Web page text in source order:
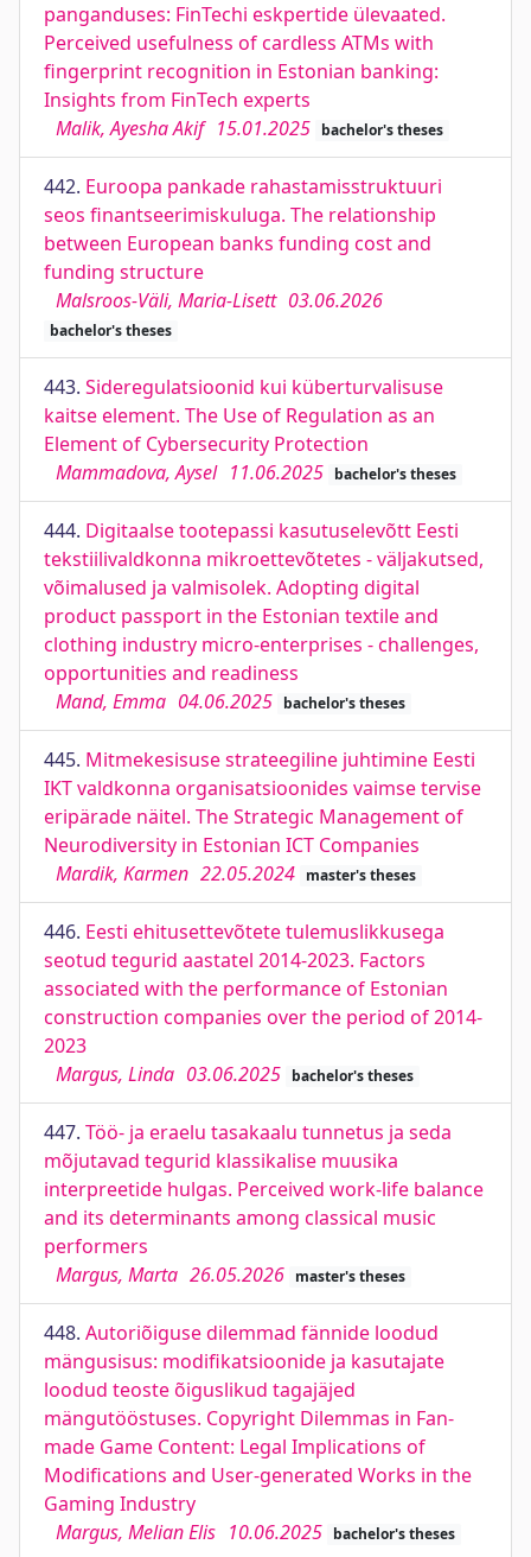
panganduses: FinTechi eskpertide ülevaated.
Perceived usefulness of cardless ATMs with
fingerprint recognition in Estonian banking:
Insights from FinTech experts
Malik, Ayesha Akif 15.01.2025 bachelor's theses
442. Euroopa pankade rahastamisstruktuuri
seos finantseerimiskuluga. The relationship
between European banks funding cost and
funding structure
Malsroos-Väli, Maria-Lisett 03.06.2026
bachelor's theses
443. Sideregulatsioonid kui küberturvalisuse
kaitse element. The Use of Regulation as an
Element of Cybersecurity Protection
Mammadova, Aysel 11.06.2025 bachelor's theses
444. Digitaalse tootepassi kasutuselevõtt Eesti
tekstiilivaldkonna mikroettevõtetes - väljakutsed,
võimalused ja valmisolek. Adopting digital
product passport in the Estonian textile and
clothing industry micro-enterprises - challenges,
opportunities and readiness
Mand, Emma 04.06.2025 bachelor's theses
445. Mitmekesisuse strateegiline juhtimine Eesti
IKT valdkonna organisatsioonides vaimse tervise
eripärade näitel. The Strategic Management of
Neurodiversity in Estonian ICT Companies
Mardik, Karmen 22.05.2024 master's theses
446. Eesti ehitusettevõtete tulemuslikkusega
seotud tegurid aastatel 2014-2023. Factors
associated with the performance of Estonian
construction companies over the period of 2014-
2023
Margus, Linda 03.06.2025 bachelor's theses
447. Töö- ja eraelu tasakaalu tunnetus ja seda
mõjutavad tegurid klassikalise muusika
interpreetide hulgas. Perceived work-life balance
and its determinants among classical music
performers
Margus, Marta 26.05.2026 master's theses
448. Autoriõiguse dilemmad fännide loodud
mängusisus: modifikatsioonide ja kasutajate
loodud teoste õiguslikud tagajäjed
mängutööstuses. Copyright Dilemmas in Fan-
made Game Content: Legal Implications of
Modifications and User-generated Works in the
Gaming Industry
Margus, Melian Elis 10.06.2025 bachelor's theses